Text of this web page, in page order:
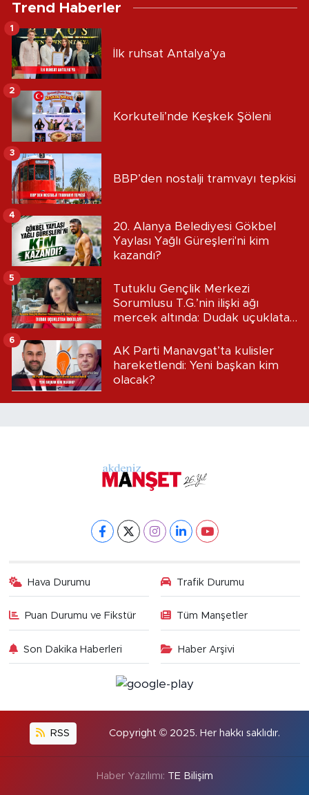
Trend Haberler
İlk ruhsat Antalya’ya
1
Korkuteli’nde Keşkek Şöleni
2
BBP’den nostalji tramvayı tepkisi
3
20. Alanya Belediyesi Gökbel
Yaylası Yağlı Güreşleri'ni kim
kazandı?
4
Tutuklu Gençlik Merkezi
Sorumlusu T.G.’nin ilişki ağı
mercek altında: Dudak uçuklatan
5
AK Parti Manavgat’ta kulisler
hareketlendi: Yeni başkan kim
olacak?
6
Hava Durumu Trafik Durumu
Puan Durumu ve Fikstür Tüm Manşetler
Son Dakika Haberleri Haber Arşivi
RSS Copyright © 2025. Her hakkı saklıdır.
Haber Yazılımı: TE Bilişim